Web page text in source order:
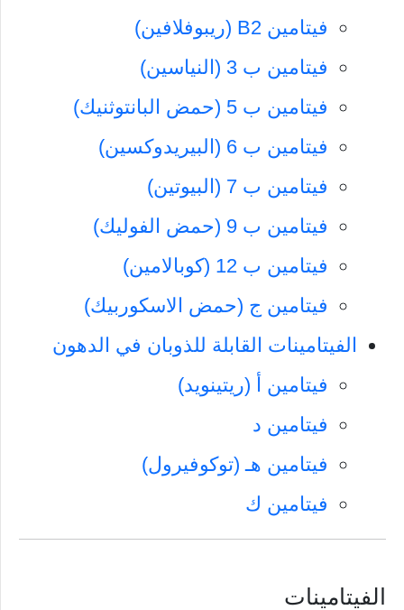
فيتامين B2 (ريبوفلافين)
فيتامين ب 3 (النياسين)
فيتامين ب 5 (حمض البانتوثنيك)
فيتامين ب 6 (البيريدوكسين)
فيتامين ب 7 (البيوتين)
فيتامين ب 9 (حمض الفوليك)
فيتامين ب 12 (كوبالامين)
فيتامين ج (حمض الاسكوربيك)
الفيتامينات القابلة للذوبان في الدهون
فيتامين أ (ريتينويد)
فيتامين د
فيتامين هـ (توكوفيرول)
فيتامين ك
الفيتامينات